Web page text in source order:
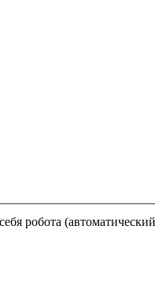
или представляете из себя робота